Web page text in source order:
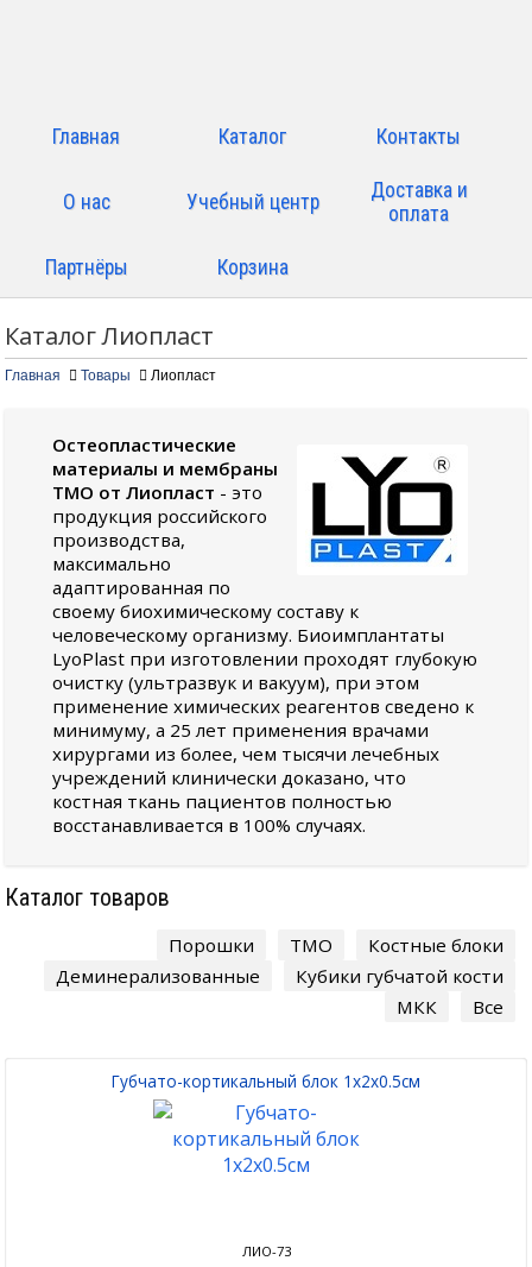
Главная Каталог Контакты
О нас Учебный центр
Доставка и
оплата
Партнёры Корзина
КаталогЛиопласт
Главная Товары Лиопласт
Остеопластические
материалы и мембраны
ТМО от Лиопласт - это
продукция российского
производства,
максимально
адаптированная по
своему биохимическому составу к
человеческому организму. Биоимплантаты
LyoPlast при изготовлении проходят глубокую
очистку (ультразвук и вакуум), при этом
применение химических реагентов сведено к
минимуму, а 25 лет применения врачами
хирургами из более, чем тысячи лечебных
учреждений клинически доказано, что
костная ткань пациентов полностью
восстанавливается в 100% случаях.
Каталог товаров
Порошки ТМО
Костные блоки
Деминерализованные
Кубики губчатой кости
МКК
Все
Губчато-кортикальный блок 1х2х0.5см
ЛИО-73